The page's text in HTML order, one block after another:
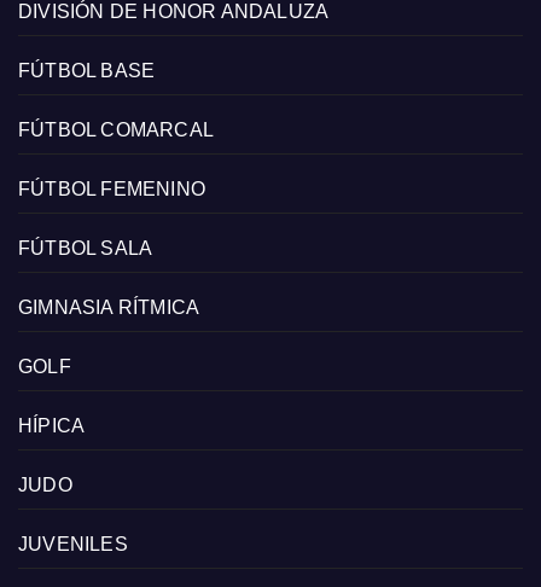
DIVISIÓN DE HONOR ANDALUZA
FÚTBOL BASE
FÚTBOL COMARCAL
FÚTBOL FEMENINO
FÚTBOL SALA
GIMNASIA RÍTMICA
GOLF
HÍPICA
JUDO
JUVENILES